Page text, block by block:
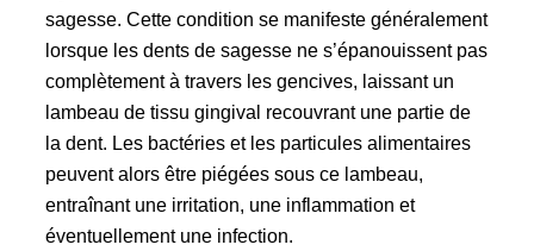
sagesse. Cette condition se manifeste généralement
lorsque les dents de sagesse ne s’épanouissent pas
complètement à travers les gencives, laissant un
lambeau de tissu gingival recouvrant une partie de
la dent. Les bactéries et les particules alimentaires
peuvent alors être piégées sous ce lambeau,
entraînant une irritation, une inflammation et
éventuellement une infection.